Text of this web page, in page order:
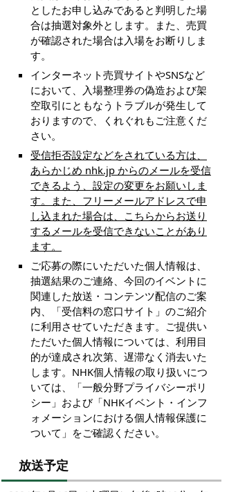
としたお申し込みであると判明した場
合は抽選対象外とします。また、売買
が確認された場合は入場をお断りしま
す。
インターネット売買サイトやSNSなど
において、入場整理券の偽造および架
空取引にともなうトラブルが発生して
おりますので、くれぐれもご注意くだ
さい。
受信拒否設定などをされている方は、
あらかじめ nhk.jp からのメールを受信
できるよう、設定の変更をお願いしま
す。また、フリーメールアドレスで申
し込まれた場合は、こちらからお送り
するメールを受信できないことがあり
ます。
ご応募の際にいただいた個人情報は、
抽選結果のご連絡、今回のイベントに
関連した放送・コンテンツ配信のご案
内、「受信料の窓口サイト」のご紹介
に利用させていただきます。ご提供い
ただいた個人情報については、利用目
的が達成され次第、遅滞なく消去いた
します。NHK個人情報の取り扱いにつ
いては、「一般分野プライバシーポリ
シー」および「NHKイベント・インフ
ォメーションにおける個人情報保護に
ついて」をご確認ください。
放送予定